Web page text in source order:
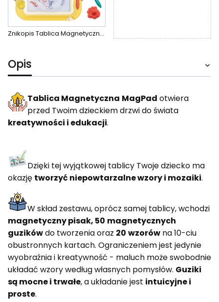
Znikopis Tablica Magnetyczna Kolorowa + 2 Stempelki Dinozaur
Opis
Tablica Magnetyczna MagPad otwiera
przed Twoim dzieckiem drzwi do świata
kreatywności i edukacji.
Dzięki tej wyjątkowej tablicy Twoje dziecko ma
okazję tworzyć niepowtarzalne wzory i mozaiki.
W skład zestawu, oprócz samej tablicy, wchodzi
magnetyczny pisak, 50 magnetycznych
guzikówdo tworzenia oraz 20 wzorów na 10-ciu
obustronnych kartach. Ograniczeniem jest jedynie
wyobraźnia i kreatywność - maluch może swobodnie
układać wzory według własnych pomysłów. Guziki
są mocne i trwałe, a układanie jest intuicyjne i
proste.